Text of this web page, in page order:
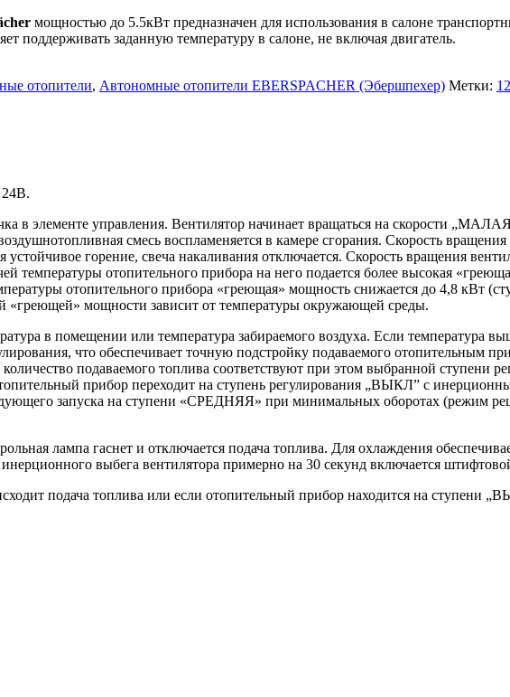
мощностью до 5.5кВт предназначен для использования в салоне
поддерживать заданную температуру в салоне, не включая двигатель.
отопители, Автономные отопители EBERSPACHER (Эбершпехер) Метки:
в элементе управления. Вентилятор начинает вращаться на скорости
смесь воспламеняется в камере сгорания. Скорость
горение, свеча накаливания отключается. Скорость вращения
отопительного прибора на него подается более высокая
отопительного прибора «греющая» мощность снижается до 4,8 кВт
«греющей» мощности зависит от температуры окружающей среды.
в помещении или температура забираемого воздуха. Если температура
что обеспечивает точную подстройку подаваемого отопительным
подаваемого топлива соответствуют при этом выбранной ступени
прибор переходит на ступень регулирования „ВЫКЛ” с
запуска на ступени «СРЕДНЯЯ» при минимальных оборотах (режим
лампа гаснет и отключается подача топлива. Для охлаждения
выбега вентилятора примерно на 30 секунд включается
подача топлива или если отопительный прибор находится на ступени